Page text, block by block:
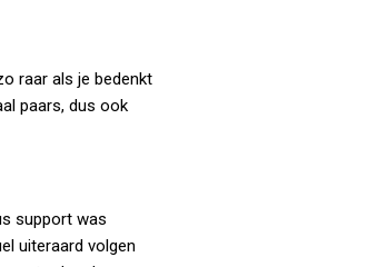
raar als je bedenkt
paars, dus ook
support was
uiteraard volgen